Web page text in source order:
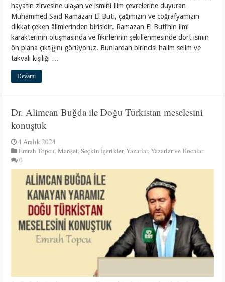
hayatın zirvesine ulaşan ve ismini ilim çevrelerine duyuran
Muhammed Said Ramazan El Buti, çağımızın ve coğrafyamızın
dikkat çeken âlimlerinden birisidir. Ramazan El Buti’nin ilmi
karakterinin oluşmasında ve fikirlerinin şekillenmesinde dört ismin
ön plana çıktığını görüyoruz. Bunlardan birincisi halim selim ve
takvalı kişiliği …
Devamı
Dr. Alimcan Buğda ile Doğu Türkistan meselesini
konuştuk
4 Aralık 2024
Emrah Topcu,Manşet,Seçkin İçerikler,Yazarlar,Yazarlar ve Hocalar
0